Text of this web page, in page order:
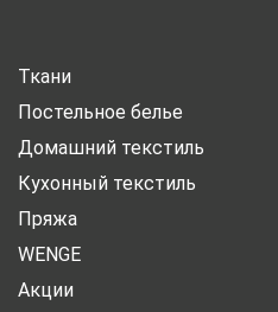
Ткани
Постельное белье
Домашний текстиль
Кухонный текстиль
Пряжа
WENGE
Акции